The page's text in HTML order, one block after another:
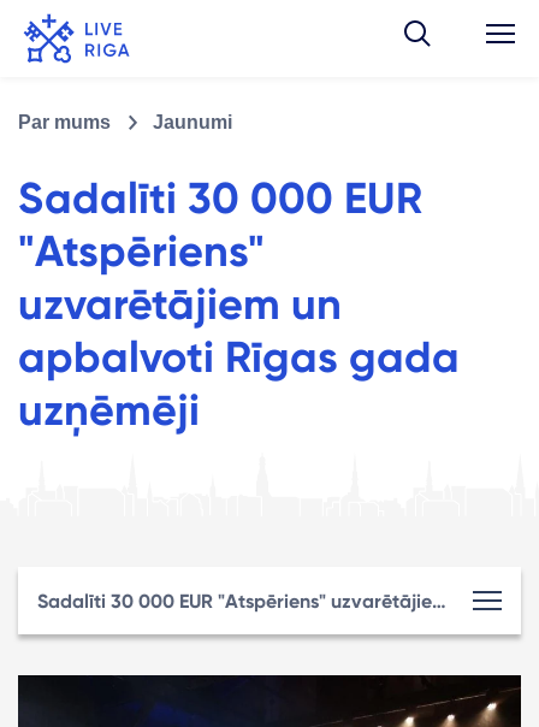
Par mums Jaunumi
Sadalīti 30 000 EUR
"Atspēriens"
uzvarētājiem un
apbalvoti Rīgas gada
uzņēmēji
Sadalīti 30 000 EUR "Atspēriens" uzvarētājiem un apbalvoti Rīgas gada uzņēmēji